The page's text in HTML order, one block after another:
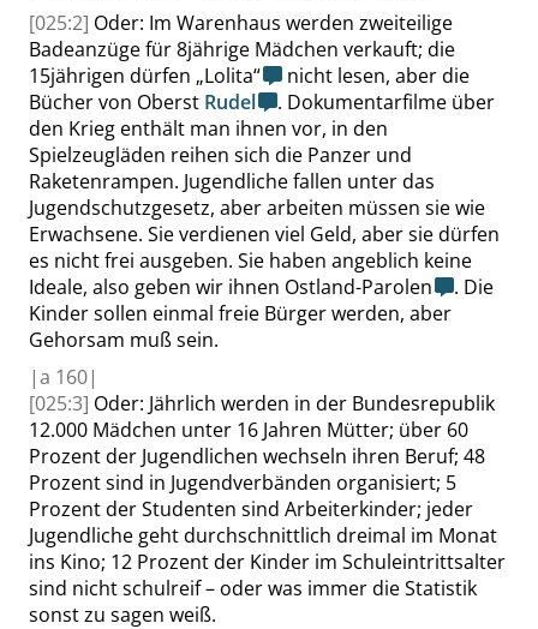
[025:2] Oder: Im Warenhaus werden zweiteilige
Badeanzüge für 8jährige Mädchen verkauft; die
15jährigen dürfen „Lolita“
nicht lesen, aber die
Bücher von Oberst Rudel
. Dokumentarfilme über
den Krieg enthält man ihnen vor, in den
Spielzeugläden reihen sich die Panzer und
Raketenrampen. Jugendliche fallen unter das
Jugendschutzgesetz, aber arbeiten müssen sie wie
Erwachsene. Sie verdienen viel Geld, aber sie dürfen
es nicht frei ausgeben. Sie haben angeblich keine
Ideale, also geben wir ihnen Ostland-Parolen
. Die
Kinder sollen einmal freie Bürger werden, aber
Gehorsam muß sein.
|a 160|
[025:3] Oder: Jährlich werden in der Bundesrepublik
12.000 Mädchen unter 16 Jahren Mütter; über 60
Prozent der Jugendlichen wechseln ihren Beruf; 48
Prozent sind in Jugendverbänden organisiert; 5
Prozent der Studenten sind Arbeiterkinder; jeder
Jugendliche geht durchschnittlich dreimal im Monat
ins Kino; 12 Prozent der Kinder im Schuleintrittsalter
sind nicht schulreif – oder was immer die Statistik
sonst zu sagen weiß.